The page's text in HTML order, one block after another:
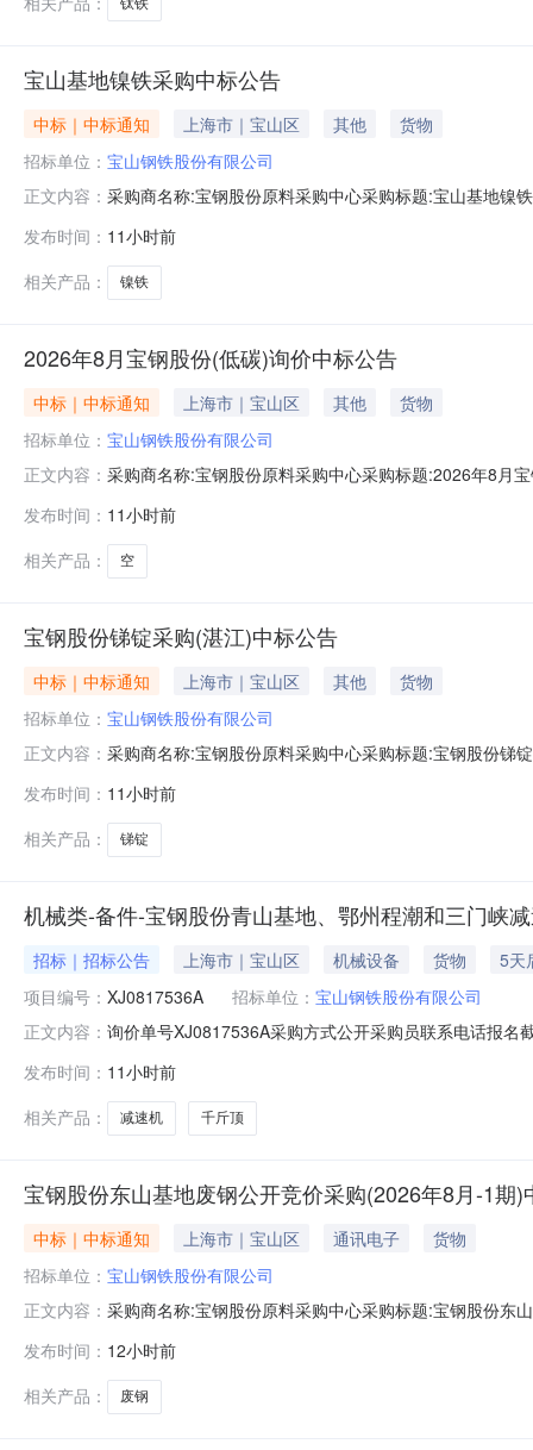
钛铁
宝山基地镍铁采购中标公告
中标｜中标通知 上海市｜宝山区 其他
货物
招标单位： 宝山钢铁股份有限公司
正文内容： 采购商名称:宝钢股份原料采购中心采购标题:宝山基地镍
发布时间： 11小时前
相关产品：
镍铁
2026年8月宝钢股份(低碳)询价中标公告
中标｜中标通知 上海市｜宝山区 其他
货物
招标单位： 宝山钢铁股份有限公司
正文内容： 采购商名称:宝钢股份原料采购中心采购标题:2026年8月
发布时间： 11小时前
相关产品：
空
宝钢股份锑锭采购(湛江)中标公告
中标｜中标通知 上海市｜宝山区 其他
货物
招标单位： 宝山钢铁股份有限公司
正文内容： 采购商名称:宝钢股份原料采购中心采购标题:宝钢股份锑
发布时间： 11小时前
相关产品：
锑锭
机械类-备件-宝钢股份青山基地、鄂州程潮和三门峡
招标｜招标公告 上海市｜宝山区 机械设备 货物
5天
项目编号： XJ0817536A 招标单位： 宝山钢铁股份有限公司
正文内容： 询价单号XJ0817536A采购方式公开采购员联系电话报
直径:55mm;齿轮精度等级:外齿轮6级,内齿轮7级;输入转
发布时间： 11小时前
相关产品：
减速机 千斤顶
宝钢股份东山基地废钢公开竞价采购(2026年8月-1期)
中标｜中标通知 上海市｜宝山区 通讯电子
货物
招标单位： 宝山钢铁股份有限公司
正文内容： 采购商名称:宝钢股份原料采购中心采购标题:宝钢股份东
发布时间： 12小时前
相关产品：
废钢